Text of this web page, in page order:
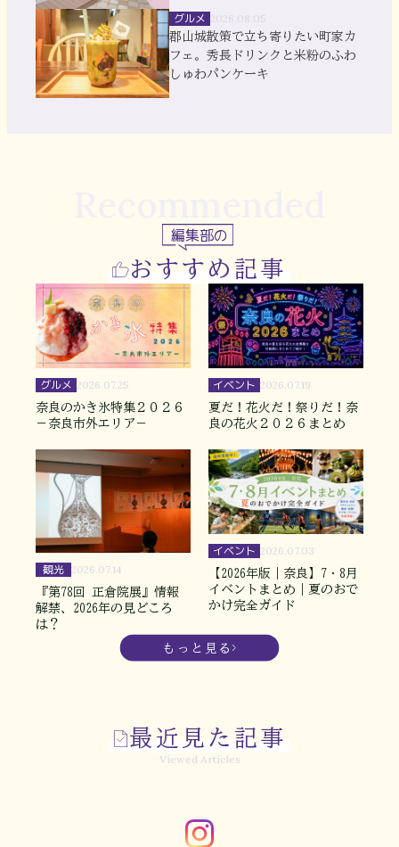
グルメ
郡山城散策で立ち寄りたい町家カ
フェ。秀長ドリンクと米粉のふわ
しゅわパンケーキ
編集部の
おすすめ記事
グルメ 2026.07.25
奈良のかき氷特集２０２６
－奈良市外エリア－
イベント 2026.07.19
夏だ！花火だ！祭りだ！奈
良の花火２０２６まとめ
観光 2026.07.14
『第78回 正倉院展』情報
解禁、2026年の見どころ
は？
イベント 2026.07.03
【2026年版｜奈良】7・8月
イベントまとめ｜夏のおで
かけ完全ガイド
もっと見る
最近見た記事
Viewed Articles